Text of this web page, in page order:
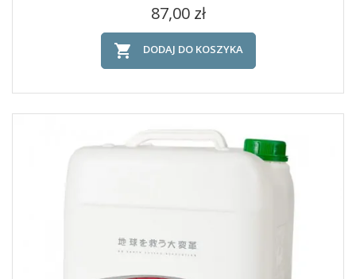
Cena
87,00 zł
 DODAJ DO KOSZYKA